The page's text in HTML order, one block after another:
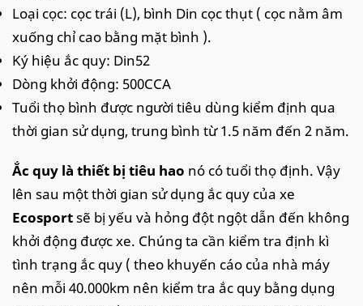
Loại cọc: cọc trái (L), bình Din cọc thụt ( cọc nằm âm
xuống chỉ cao bằng mặt bình ).
Ký hiệu ắc quy: Din52
Dòng khởi động: 500CCA
Tuổi thọ bình được người tiêu dùng kiểm định qua
thời gian sử dụng, trung bình từ 1.5 năm đến 2 năm.
Ắc quy là thiết bị tiêu hao nó có tuổi thọ định. Vậy
lên sau một thời gian sử dụng ắc quy của xe
Ecosportsẽ bị yếu và hỏng đột ngột dẫn đến không
khởi động được xe. Chúng ta cần kiểm tra định kì
tình trạng ắc quy ( theo khuyến cáo của nhà máy
nên mỗi 40.000km nên kiểm tra ắc quy bằng dụng